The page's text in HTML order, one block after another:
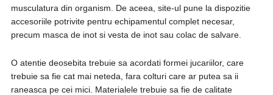
musculatura din organism. De aceea, site-ul pune la dispozitie
accesoriile potrivite pentru echipamentul complet necesar,
precum masca de inot si vesta de inot sau colac de salvare.
O atentie deosebita trebuie sa acordati formei jucariilor, care
trebuie sa fie cat mai neteda, fara colturi care ar putea sa ii
raneasca pe cei mici. Materialele trebuie sa fie de calitate